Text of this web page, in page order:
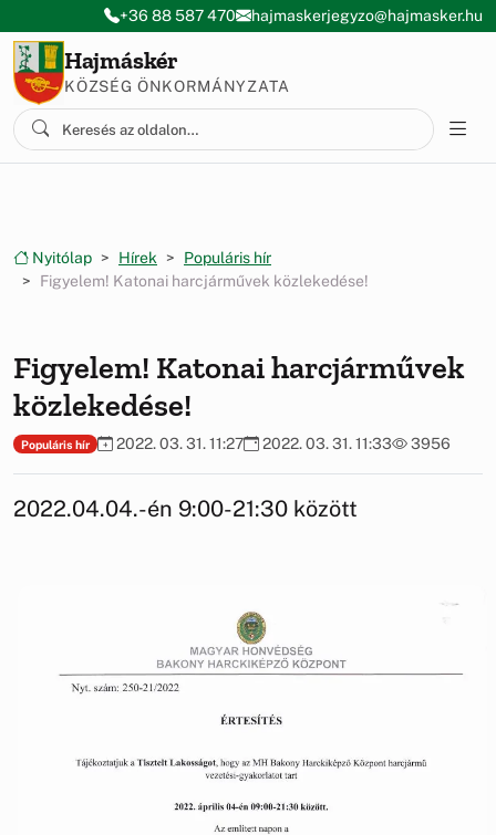
Ugrás a menüre
Ugrás a tartalomra
+36 88 587 470 hajmaskerjegyzo@hajmasker.hu
Hajmáskér
KÖZSÉG ÖNKORMÁNYZATA
Nyitólap Hírek
Populáris hír
Figyelem! Katonai harcjárművek közlekedése!
Figyelem! Katonai harcjárművek
közlekedése!
Populáris hír 2022. 03. 31. 11:27 2022. 03. 31. 11:33 3956
2022.04.04.-én 9:00-21:30 között